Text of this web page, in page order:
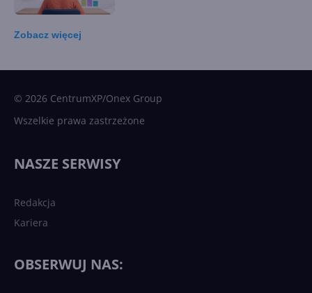
Zobacz więcej
© 2026 CentrumXP/Onex Group
Wszelkie prawa zastrzeżone
NASZE SERWISY
Redakcja
Kariera
OBSERWUJ NAS: